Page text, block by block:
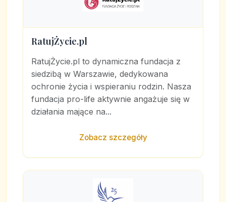
RatujŻycie.pl
RatujŻycie.pl to dynamiczna fundacja z
siedzibą w Warszawie, dedykowana
ochronie życia i wspieraniu rodzin. Nasza
fundacja pro-life aktywnie angażuje się w
działania mające na...
Zobacz szczegóły